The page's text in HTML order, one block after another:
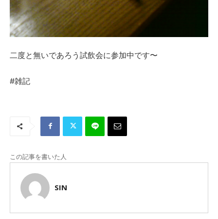
二度と無いであろう試飲会に参加中です〜
#雑記
この記事を書いた人
SIN